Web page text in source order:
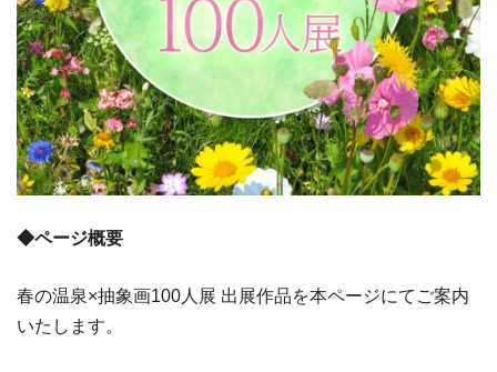
◆ページ概要
春の温泉×抽象画100人展 出展作品を本ページにてご案内
いたします。